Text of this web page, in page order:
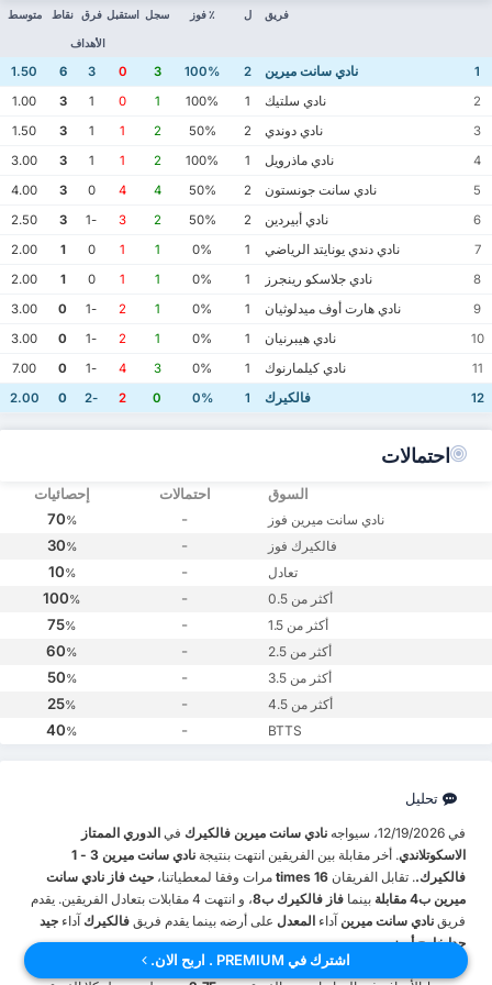
فريق ل ٪ فوز سجل استقبل فرق
الأهداف
نقاط متوسط
1 نادي سانت ميرين 2
100%
3
0
3
6
1.50
2
نادي سلتيك 1
100%
1
0
1
3
1.00
3
نادي دوندي 2
50%
2
1
1
3
1.50
4
نادي ماذرويل 1
100%
2
1
1
3
3.00
5
نادي سانت جونستون 2
50%
4
4
0
3
4.00
6
نادي أبيردين 2
50%
2
3
-1
3
2.50
7
نادي دندي يونايتد الرياضي 1
0%
1
1
0
1
2.00
8
نادي جلاسكو رينجرز 1
0%
1
1
0
1
2.00
9
نادي هارت أوف ميدلوثيان 1
0%
1
2
-1
0
3.00
10
نادي هيبرنيان 1
0%
1
2
-1
0
3.00
11
نادي كيلمارنوك 1
0%
3
4
-1
0
7.00
12
فالكيرك 1
0%
0
2
-2
0
2.00
احتمالات
السوق احتمالات إحصائيات
نادي سانت ميرين فوز -
70%
فالكيرك فوز -
30%
تعادل -
10%
أكثر من 0.5 -
100%
أكثر من 1.5 -
75%
أكثر من 2.5 -
60%
أكثر من 3.5 -
50%
أكثر من 4.5 -
25%
BTTS
-
40%
تحليل
في 12/19/2026، سيواجه نادي سانت ميرين فالكيرك في الدوري الممتاز
الاسكوتلاندي. أخر مقابلة بين الفريقين انتهت بنتيجة
نادي سانت ميرين 3 - 1
فالكيرك.. تقابل الفريقان 16 times مرات وفقا لمعطياتنا، حيث فاز نادي سانت
ميرين ب4 مقابلة
بينما فاز فالكيرك ب8
، و انتهت 4 مقابلات بتعادل الفريقين. يقدم
فريق نادي سانت ميرين آداء المعدل على أرضه بينما يقدم فريق فالكيرك آداء جيد
جدا خارج أرضه.
اشترك في PREMIUM . اربح الان.